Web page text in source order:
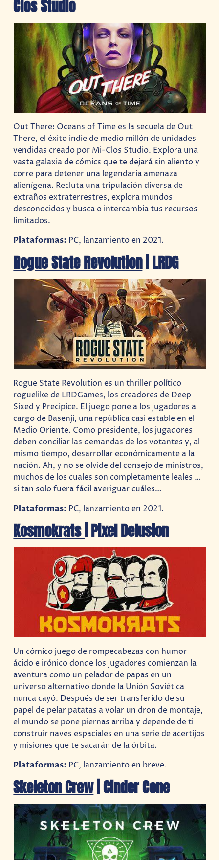
Clos Studio
Out There: Oceans of Time es la secuela de Out
There, el éxito indie de medio millón de unidades
vendidas creado por Mi-Clos Studio. Explora una
vasta galaxia de cómics que te dejará sin aliento y
corre para detener una legendaria amenaza
alienígena. Recluta una tripulación diversa de
extraños extraterrestres, explora mundos
desconocidos y busca o intercambia tus recursos
limitados.
Plataformas: PC, lanzamiento en 2021.
Rogue State Revolution| LRDG
Rogue State Revolution es un thriller político
roguelike de LRDGames, los creadores de Deep
Sixed y Precipice. El juego pone a los jugadores a
cargo de Basenji, una república casi estable en el
Medio Oriente. Como presidente, los jugadores
deben conciliar las demandas de los votantes y, al
mismo tiempo, desarrollar económicamente a la
nación. Ah, y no se olvide del consejo de ministros,
muchos de los cuales son completamente leales …
si tan solo fuera fácil averiguar cuáles…
Plataformas: PC, lanzamiento en 2021.
Kosmokrats | Pixel Delusion
Un cómico juego de rompecabezas con humor
ácido e irónico donde los jugadores comienzan la
aventura como un pelador de papas en un
universo alternativo donde la Unión Soviética
nunca cayó. Después de ser transferido de su
papel de pelar patatas a volar un dron de montaje,
el mundo se pone piernas arriba y depende de ti
construir naves espaciales en una serie de acertijos
y misiones que te sacarán de la órbita.
Plataformas: PC, lanzamiento en breve.
Skeleton Crew| Cinder Cone